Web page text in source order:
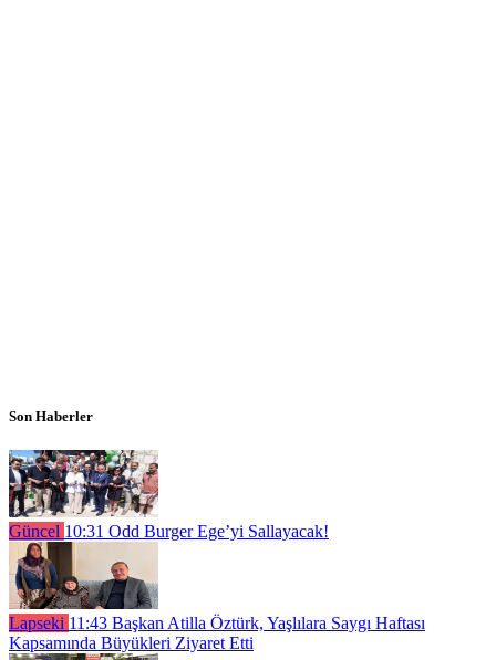
Son Haberler
Güncel 10:31 Odd Burger Ege’yi Sallayacak!
Lapseki 11:43 Başkan Atilla Öztürk, Yaşlılara Saygı Haftası
Kapsamında Büyükleri Ziyaret Etti